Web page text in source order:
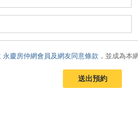
永慶房仲網會員及網友同意條款 ，並成為本